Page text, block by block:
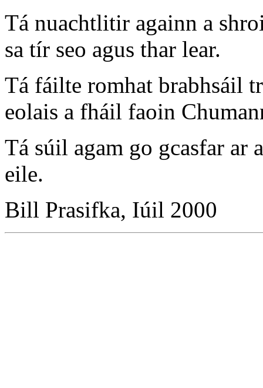
Tá nuachtlitir againn a
sa tír seo agus thar lear.
Tá fáilte romhat brabhsáil
eolais a fháil faoin
Tá súil agam go gcasfar ar
eile.
Bill Prasifka, Iúil 2000